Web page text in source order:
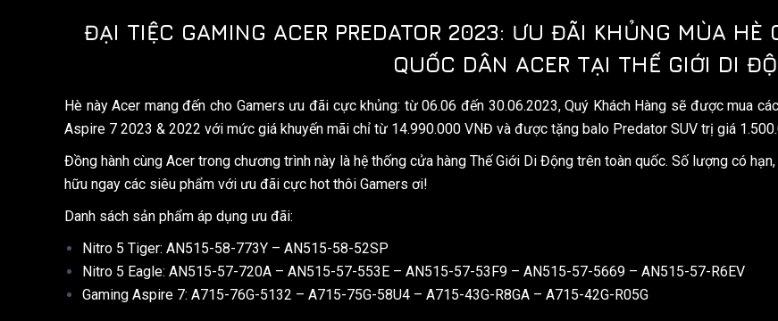
ĐẠI TIỆC GAMING ACER PREDATOR 2023: ƯU ĐÃI KHỦNG MÙA HÈ
QUỐC DÂN ACER TẠI THẾ GIỚI DI
Hè này Acer mang đến cho Gamers ưu đãi cực khủng: từ 06.06 đến 30.06.2023, Quý Khách Hàng sẽ được mua
Aspire 7 2023 & 2022 với mức giá khuyến mãi chỉ từ 14.990.000 VNĐ và được tặng balo Predator SUV trị giá
Đồng hành cùng Acer trong chương trình này là hệ thống cửa hàng Thế Giới Di Động trên toàn quốc. Số lượng có
hữu ngay các siêu phẩm với ưu đãi cực hot thôi Gamers ơi!
Danh sách sản phẩm áp dụng ưu đãi:
Nitro 5 Tiger: AN515-58-773Y – AN515-58-52SP
Nitro 5 Eagle: AN515-57-720A – AN515-57-553E – AN515-57-53F9 – AN515-57-5669 – AN515-57-R6EV
Gaming Aspire 7: A715-76G-5132 – A715-75G-58U4 – A715-43G-R8GA – A715-42G-R05G